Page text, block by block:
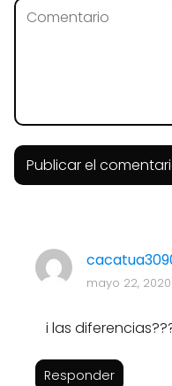
mayo 22,
i las
Responder